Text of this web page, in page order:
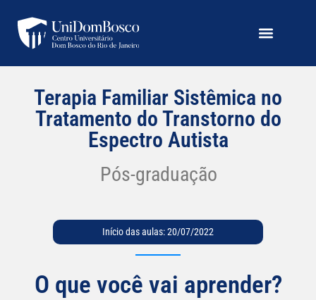
Terapia Familiar Sistêmica no
Tratamento do Transtorno do
Espectro Autista
Pós-graduação
Início das aulas: 20/07/2022
O que você vai aprender?